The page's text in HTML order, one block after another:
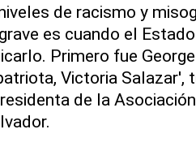
de racismo y
es cuando el
Primero fue
Victoria Salazar',
de la